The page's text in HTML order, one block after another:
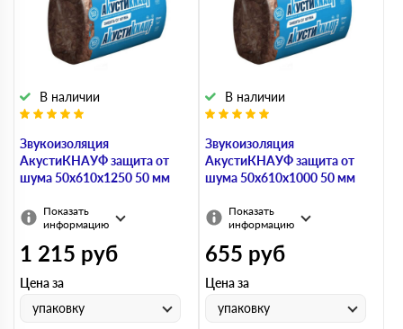
Звукоизоляция
АкустиКНАУФ защита от
шума 50х610х1250 50 мм
В наличии
Показать
информацию
1 215 руб
Цена за
упаковку
Звукоизоляция
АкустиКНАУФ защита от
шума 50х610х1000 50 мм
В наличии
Показать
информацию
655 руб
Цена за
упаковку